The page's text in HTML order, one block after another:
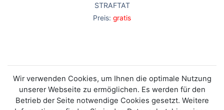
STRAFTAT
Preis: gratis
Wir verwenden Cookies, um Ihnen die optimale Nutzung
unserer Webseite zu ermöglichen. Es werden für den
Betrieb der Seite notwendige Cookies gesetzt. Weitere